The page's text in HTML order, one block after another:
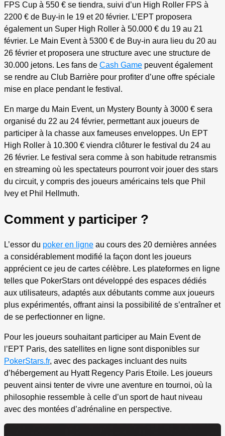
FPS Cup à 550 € se tiendra, suivi d’un High Roller FPS à
2200 € de Buy-in le 19 et 20 février. L’EPT proposera
également un Super High Roller à 50.000 € du 19 au 21
février. Le Main Event à 5300 € de Buy-in aura lieu du 20 au
26 février et proposera une structure avec une structure de
30.000 jetons. Les fans de Cash Game peuvent également
se rendre au Club Barrière pour profiter d’une offre spéciale
mise en place pendant le festival.
En marge du Main Event, un Mystery Bounty à 3000 € sera
organisé du 22 au 24 février, permettant aux joueurs de
participer à la chasse aux fameuses enveloppes. Un EPT
High Roller à 10.300 € viendra clôturer le festival du 24 au
26 février. Le festival sera comme à son habitude retransmis
en streaming où les spectateurs pourront voir jouer des stars
du circuit, y compris des joueurs américains tels que Phil
Ivey et Phil Hellmuth.
Comment y participer ?
L’essor du poker en ligne au cours des 20 dernières années
a considérablement modifié la façon dont les joueurs
apprécient ce jeu de cartes célèbre. Les plateformes en ligne
telles que PokerStars ont développé des espaces dédiés
aux utilisateurs, adaptés aux débutants comme aux joueurs
plus expérimentés, offrant ainsi la possibilité de s’entraîner et
de se perfectionner en ligne.
Pour les joueurs souhaitant participer au Main Event de
l’EPT Paris, des satellites en ligne sont disponibles sur
PokerStars.fr, avec des packages incluant des nuits
d’hébergement au Hyatt Regency Paris Etoile. Les joueurs
peuvent ainsi tenter de vivre une aventure en tournoi, où la
philosophie ressemble à celle d’un sport de haut niveau
avec des montées d’adrénaline en perspective.